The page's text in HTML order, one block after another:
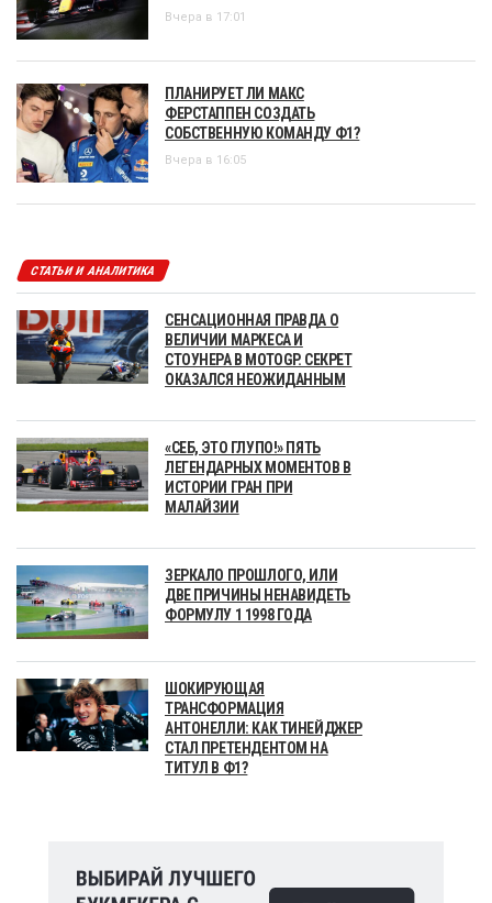
Вчера в 17:01
ПЛАНИРУЕТ ЛИ МАКС
ФЕРСТАППЕН СОЗДАТЬ
СОБСТВЕННУЮ КОМАНДУ Ф1?
Вчера в 16:05
СТАТЬИ И АНАЛИТИКА
СЕНСАЦИОННАЯ ПРАВДА О
ВЕЛИЧИИ МАРКЕСА И
СТОУНЕРА В MOTOGP. СЕКРЕТ
ОКАЗАЛСЯ НЕОЖИДАННЫМ
«СЕБ, ЭТО ГЛУПО!» ПЯТЬ
ЛЕГЕНДАРНЫХ МОМЕНТОВ В
ИСТОРИИ ГРАН ПРИ
МАЛАЙЗИИ
ЗЕРКАЛО ПРОШЛОГО, ИЛИ
ДВЕ ПРИЧИНЫ НЕНАВИДЕТЬ
ФОРМУЛУ 1 1998 ГОДА
ШОКИРУЮЩАЯ
ТРАНСФОРМАЦИЯ
АНТОНЕЛЛИ: КАК ТИНЕЙДЖЕР
СТАЛ ПРЕТЕНДЕНТОМ НА
ТИТУЛ В Ф1?